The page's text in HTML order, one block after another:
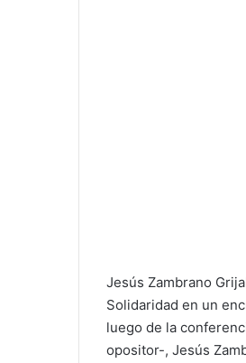
Jesús Zambrano
Solidaridad en un
luego de la
opositor-, Jesús